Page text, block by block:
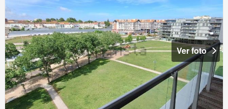
Ver foto